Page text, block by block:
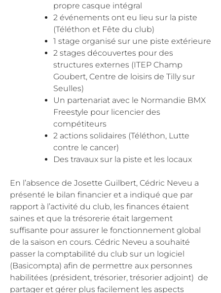
propre casque intégral
2 événements ont eu lieu sur la piste
(Téléthon et Fête du club)
1 stage organisé sur une piste extérieure
2 stages découvertes pour des
structures externes (ITEP Champ
Goubert, Centre de loisirs de Tilly sur
Seulles)
Un partenariat avec le Normandie BMX
Freestyle pour licencier des
compétiteurs
2 actions solidaires (Téléthon, Lutte
contre le cancer)
Des travaux sur la piste et les locaux
En l’absence de Josette Guilbert, Cédric Neveu a
présenté le bilan financier et a indiqué que par
rapport à l’activité du club, les finances étaient
saines et que la trésorerie était largement
suffisante pour assurer le fonctionnement global
de la saison en cours. Cédric Neveu a souhaité
passer la comptabilité du club sur un logiciel
(Basicompta) afin de permettre aux personnes
habilitées (président, trésorier, trésorier adjoint) de
partager et gérer plus facilement les aspects